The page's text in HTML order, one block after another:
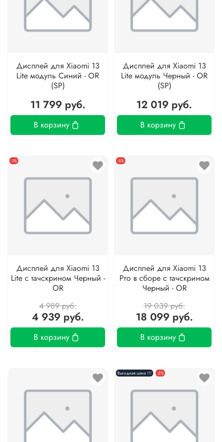
Дисплей для Xiaomi 13
Lite модуль Синий - OR
(SP)
11 799 руб.
В корзину
Дисплей для Xiaomi 13
Lite модуль Черный - OR
(SP)
12 019 руб.
В корзину
-1%
Дисплей для Xiaomi 13
Lite с тачскрином Черный -
OR
4 989 руб.
4 939 руб.
В корзину
-5%
Дисплей для Xiaomi 13
Pro в сборе с тачскрином
Черный - OR
19 039 руб.
18 099 руб.
В корзину
Выгодная цена !!! -2%